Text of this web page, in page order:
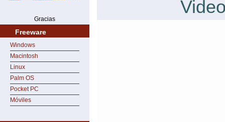
Gracias
Freeware
Windows
Macintosh
Linux
Palm OS
Pocket PC
Móviles